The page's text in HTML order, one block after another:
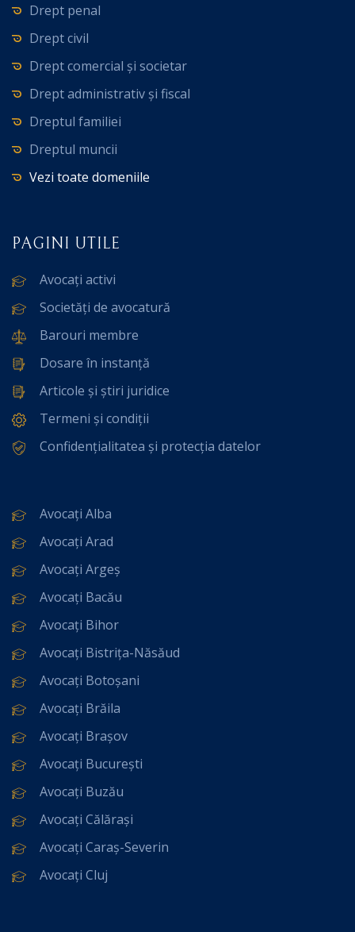
Drept penal
Drept civil
Drept comercial și societar
Drept administrativ și fiscal
Dreptul familiei
Dreptul muncii
Vezi toate domeniile
PAGINI UTILE
Avocați activi
Societăți de avocatură
Barouri membre
Dosare în instanță
Articole și știri juridice
Termeni și condiții
Confidențialitatea și protecția datelor
Avocați Alba
Avocați Arad
Avocați Argeș
Avocați Bacău
Avocați Bihor
Avocați Bistrița-Năsăud
Avocați Botoșani
Avocați Brăila
Avocați Brașov
Avocați București
Avocați Buzău
Avocați Călărași
Avocați Caraș-Severin
Avocați Cluj